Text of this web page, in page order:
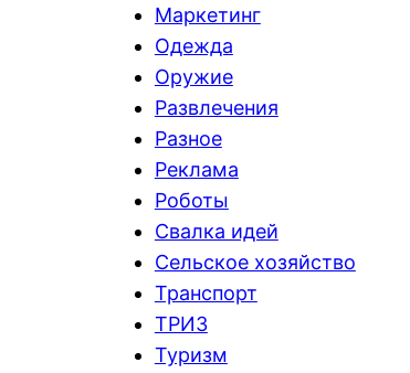
Маркетинг
Одежда
Оружие
Развлечения
Разное
Реклама
Роботы
Свалка идей
Сельское хозяйство
Транспорт
ТРИЗ
Туризм